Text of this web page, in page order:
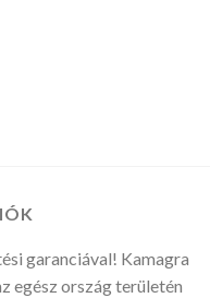
garanciával! Kamagra
egész ország területén